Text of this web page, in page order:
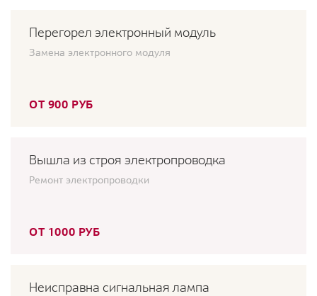
Перегорел электронный модуль
Замена электронного модуля
ОТ 900 РУБ
Вышла из строя электропроводка
Ремонт электропроводки
ОТ 1000 РУБ
Неисправна сигнальная лампа